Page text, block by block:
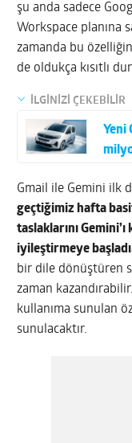
şu anda sadece
Workspace planına
zamanda bu
de oldukça kısıtlı
İLGİNİZİ ÇEKEBİLİR
Yeni
Gmail ile Gemini ilk
geçtiğimiz hafta
taslaklarını
iyileştirmeye
bir dile dönüştüren
zaman
kullanıma sunulan
sunulacaktır.